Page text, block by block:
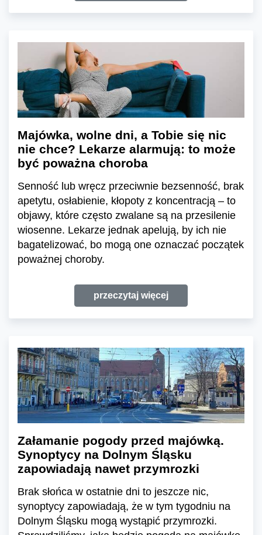
Majówka, wolne dni, a Tobie się nic
nie chce? Lekarze alarmują: to może
być poważna choroba
Senność lub wręcz przeciwnie bezsenność, brak
apetytu, osłabienie, kłopoty z koncentracją – to
objawy, które często zwalane są na przesilenie
wiosenne. Lekarze jednak apelują, by ich nie
bagatelizować, bo mogą one oznaczać początek
poważnej choroby.
przeczytaj więcej
Załamanie pogody przed majówką.
Synoptycy na Dolnym Śląsku
zapowiadają nawet przymrozki
Brak słońca w ostatnie dni to jeszcze nic,
synoptycy zapowiadają, że w tym tygodniu na
Dolnym Śląsku mogą wystąpić przymrozki.